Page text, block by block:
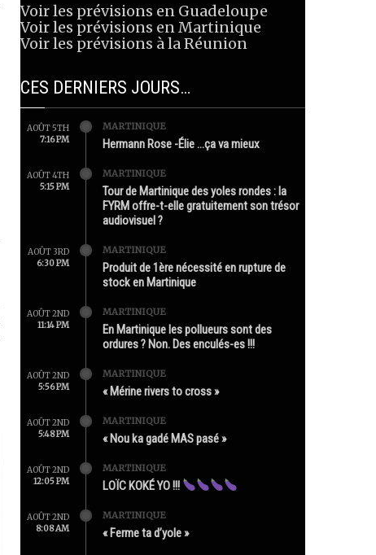
Voir les prévisions en Guadeloupe
Voir les prévisions en Martinique
Voir les prévisions à la Réunion
CES DERNIERS JOURS…
AOÛT 5TH
7:16 PM
MARTINIQUE
Hermann Rose -Élie …ça va mieux
AOÛT 4TH
5:15 PM
MARTINIQUE
Tour de Martinique des yoles rondes : la
FYRM offre-t-elle gratuitement son trésor
audiovisuel ?
AOÛT 3RD
6:30 PM
MARTINIQUE
Produit de 1ère nécessité en rupture de
stock en Martinique
AOÛT 2ND
11:14 PM
MARTINIQUE
En Martinique les pollueurs sont des
ordures ? Non. Des enculés-es !!!
AOÛT 2ND
5:56 PM
MARTINIQUE
« Mérine rivers to cross »
AOÛT 2ND
5:48 PM
MARTINIQUE
« Nou ka gadé MAS pasé »
AOÛT 2ND
12:05 PM
MARTINIQUE
LOÏC KOKÉ YO !!!
AOÛT 2ND
8:08 AM
MARTINIQUE
« Ferme ta d’yole »